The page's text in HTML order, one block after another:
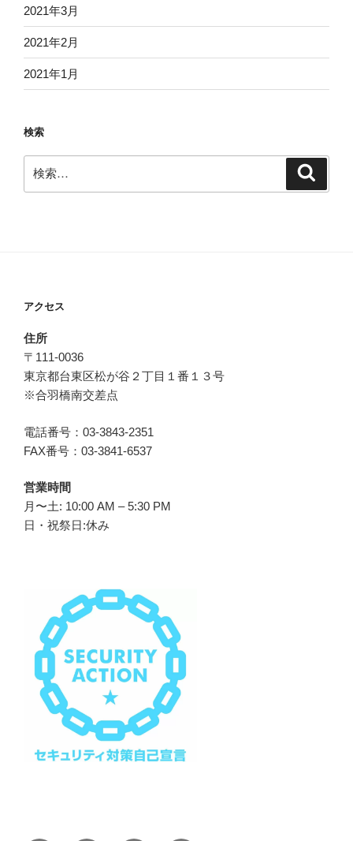
2021年3月
2021年2月
2021年1月
検索
索:
アクセス
住所
〒111-0036
東京都台東区松が谷２丁目１番１３号
※合羽橋南交差点
電話番号：03-3843-2351
FAX番号：03-3841-6537
営業時間
月〜土: 10:00 AM – 5:30 PM
日・祝祭日:休み